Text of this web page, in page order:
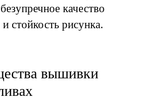
качество
стойкость рисунка.
вышивки
Толстовки
Толстовки